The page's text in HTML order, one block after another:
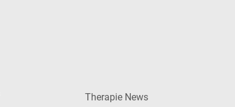
Therapie News